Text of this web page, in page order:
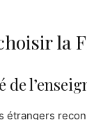
la
de
étrangers